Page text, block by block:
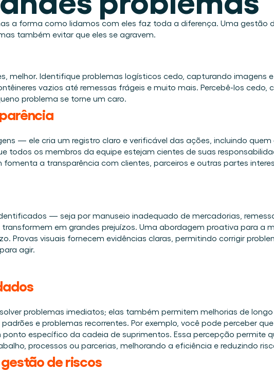
na logística.
de materiais visível.
e presencial.
desde o primeiro dia.
a forma como lidamos com eles faz toda a diferença. Uma gestão
também evitar que eles se agravem.
melhor. Identifique problemas logísticos cedo, capturando imagens
vazios até remessas frágeis e muito mais. Percebê-los cedo,
problema se torne um caro.
— ele cria um registro claro e verificável das ações, incluindo quem
todos os membros da equipe estejam cientes de suas
a transparência com clientes, parceiros e outras partes
— seja por manuseio inadequado de mercadorias,
em grandes prejuízos. Uma abordagem proativa para a
Provas visuais fornecem evidências claras, permitindo corrigir
agir.
problemas imediatos; elas também permitem melhorias de
e problemas recorrentes. Por exemplo, você pode perceber
específico da cadeia de suprimentos. Essa percepção permite
processos ou parcerias, melhorando a eficiência e reduzindo
de riscos